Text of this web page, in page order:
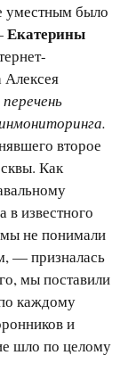
уместным было
Екатерины
второе
Как
в известного
не понимали
— призналась
мы поставили
каждому
и
шло по целому